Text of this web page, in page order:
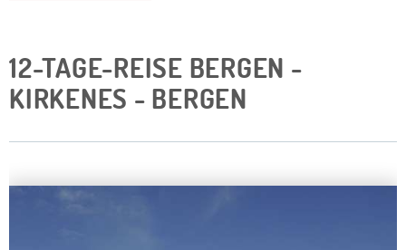
12-TAGE-REISE BERGEN -
KIRKENES - BERGEN